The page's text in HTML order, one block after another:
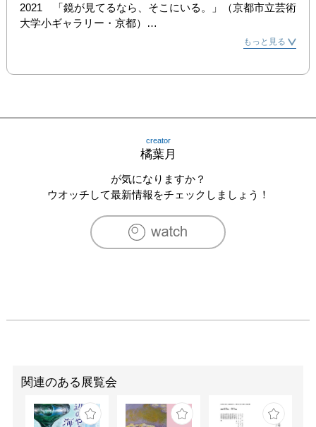
2021　「鏡が見てるなら、そこにいる。」（京都市立芸術
大学小ギャラリー・京都）
2021　「鏡が見てるから、ここにいる。」（alternative
2021　二人展「画室のパノラマ」(自主企画・ノランナラ
2021　「yy_25 vol.2」(ygion・京都)
2023　「東九条芸術祭」(東九条実行委員会主催・京都)
2024　「京都市立芸術大学作品展2023」(京都市立芸術大
HOUSE・京都）
もっと見る
creator
橘葉月
が気になりますか？
ウオッチして最新情報をチェックしましょう！
関連のある展覧会